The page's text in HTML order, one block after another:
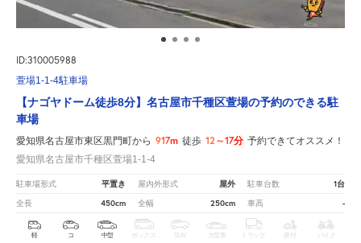
ID:310005988
萱場1-1-4駐車場
【ナゴヤドーム徒歩8分】名古屋市千種区萱場の予約のできる駐
車場
愛知県名古屋市東区黒門町から 917m 徒歩 12～17分 予約できてオススメ！
愛知県名古屋市千種区萱場1-1-4
駐車場形式 平置き 屋内外形式 屋外 駐車台数 1台
全長 450cm 全幅 250cm 車高 -
軽 コ 中型 ボックス SUV 大型車 トラック 原付 バイク